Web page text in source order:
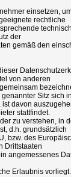
einsetzen,
rechtliche
der
gemäß den
von anderen
Sitz sich in
davon
stattfindet.
zu verstehen, in
d.h. grundsätzlich
des
Drittstaaten
Erlaubnis vorliegt.